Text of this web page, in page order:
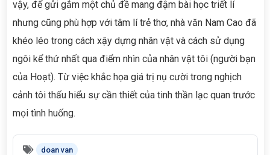
vậy, để gửi gắm một chủ đề mang đậm bài học triết lí
nhưng cũng phù hợp với tâm lí trẻ thơ, nhà văn Nam Cao đã
khéo léo trong cách xậy dựng nhân vật và cách sử dụng
ngôi kể thứ nhất qua điểm nhìn của nhân vật tôi (người bạn
của Hoạt). Từ việc khắc họa giá trị nụ cười trong nghịch
cảnh tôi thấu hiểu sự cần thiết của tinh thần lạc quan trước
mọi tình huống.
doan van